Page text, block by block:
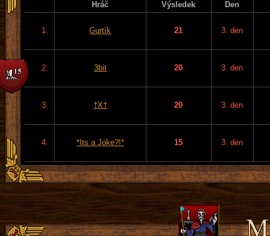
Hráč Výsledek Den
1. Gurtík 21 3. den
2. 3bit 20 3. den
3. †X† 20 3. den
4. *Its a Joke?!* 15 3. den